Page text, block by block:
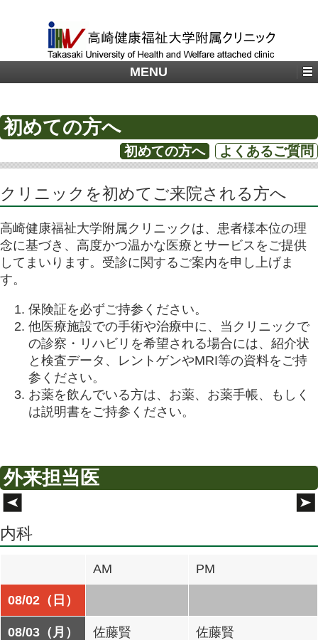
MENU
初めての方へ
初めての方へ よくあるご質問
クリニックを初めてご来院される方へ
高崎健康福祉大学附属クリニックは、患者様本位の理
念に基づき、高度かつ温かな医療とサービスをご提供
してまいります。受診に関するご案内を申し上げま
す。
保険証を必ずご持参ください。
他医療施設での手術や治療中に、当クリニックで
の診察・リハビリを希望される場合には、紹介状
と検査データ、レントゲンやMRI等の資料をご持
参ください。
お薬を飲んでいる方は、お薬、お薬手帳、もしく
は説明書をご持参ください。
外来担当医
内科
AM PM
08/02（日）
08/03（月） 佐藤賢 佐藤賢